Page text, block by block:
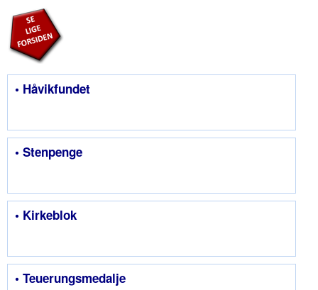
• Håvikfundet
• Stenpenge
• Kirkeblok
• Teuerungsmedalje